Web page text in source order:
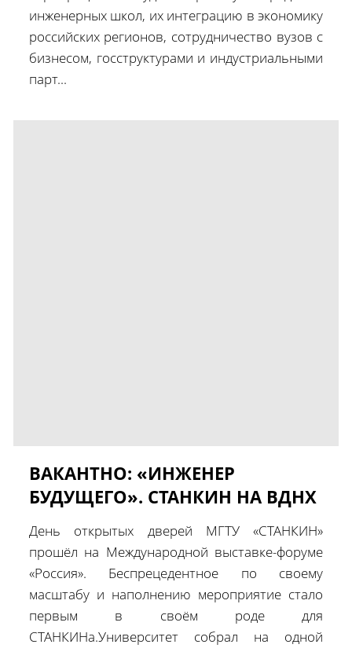
инженерных школ, их интеграцию в экономику
российских регионов, сотрудничество вузов с
бизнесом, госструктурами и индустриальными
парт...
ВАКАНТНО: «ИНЖЕНЕР
БУДУЩЕГО». СТАНКИН НА ВДНХ
День открытых дверей МГТУ «СТАНКИН»
прошёл на Международной выставке-форуме
«Россия». Беспрецедентное по своему
масштабу и наполнению мероприятие стало
первым в своём роде для
СТАНКИНа.Университет собрал на одной